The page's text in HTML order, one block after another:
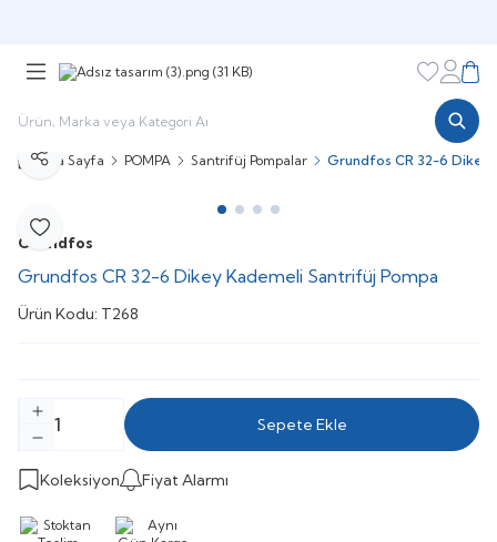
Favorilerim
Ana Sayfa POMPA Santrifüj Pompalar Grundfos CR 32-6 Dikey
Favoriye Ekle
Paylaş
Grundfos
Grundfos CR 32-6 Dikey Kademeli Santrifüj Pompa
Ürün Kodu: T268
Sepete Ekle
Koleksiyon Fiyat Alarmı